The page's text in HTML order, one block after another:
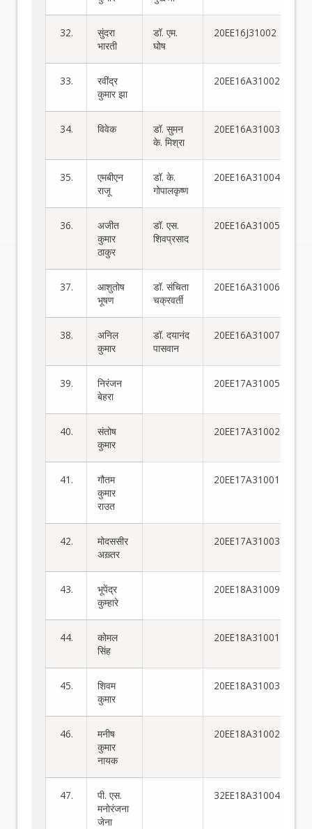
32.
सुंदरा
भारती
डॉ. एम.
घोष
20EE16J31002
33.
रवींद्र
कुमार झा
20EE16A31002
34. विवेक
डॉ. सुमन
के. मिश्रा
20EE16A31003
35.
एमबीएन
राजू
डॉ. के.
गोपालकृष्ण
20EE16A31004
36.
अजीत
कुमार
ठाकुर
डॉ. एस.
शिवप्रसाद
20EE16A31005
37.
आशुतोष
भूषण
डॉ. संचिता
चक्रवर्ती
20EE16A31006
38.
अनिल
कुमार
डॉ. दयानंद
पासवान
20EE16A31007
39.
निरंजन
बेहरा
20EE17A31005
40.
संतोष
कुमार
20EE17A31002
41.
गौतम
कुमार
राउत
20EE17A31001
42.
मोदससीर
अख़्तर
20EE17A31003
43.
भूपेंद्र
कुम्हारे
20EE18A31009
44.
कोमल
सिंह
20EE18A31001
45.
शिवम
कुमार
20EE18A31003
46.
मनीष
कुमार
नायक
20EE18A31002
47.
पी. एस.
मनोरंजना
जेना
32EE18A31004